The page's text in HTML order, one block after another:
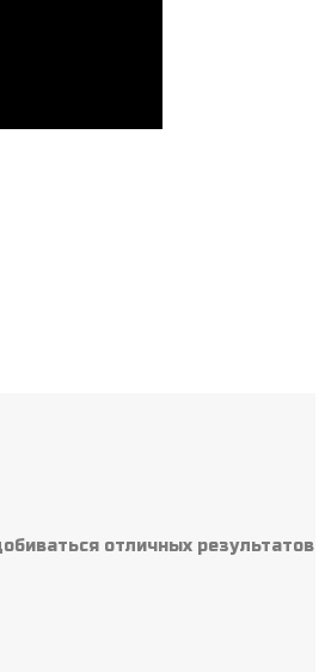
отличных результатов